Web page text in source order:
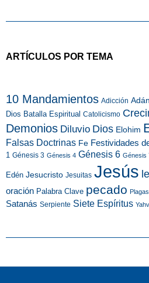
ARTÍCULOS POR TEMA
10 Mandamientos Adicción Adán
Dios Batalla Espiritual Catolicismo
Demonios Diluvio Dios Elohim
Falsas Doctrinas Fe Festividades
1 Génesis 3 Génesis 4 Génesis 6 Génesis
Edén Jesucristo Jesuitas Jesús
oración Palabra Clave pecado Plagas
Satanás Serpiente Siete Espíritus